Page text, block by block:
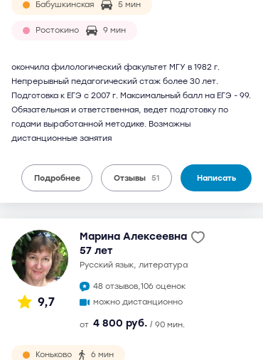
Бабушкинская 5 мин
Ростокино 9 мин
окончила филологический факультет МГУ в 1982 г.
Непрерывный педагогический стаж более 30 лет.
Подготовка к ЕГЭ с 2007 г. Максимальный балл на ЕГЭ - 99.
Обязательная и ответственная, ведет подготовку по
годами выработанной методике. Возможны
дистанционные занятия
Подробнее Отзывы 51 Написать
9,7
Марина Алексеевна
57 лет
русский язык, литература
48 отзывов,106 оценок
можно дистанционно
от 4 800 руб. / 90 мин.
Коньково 6 мин